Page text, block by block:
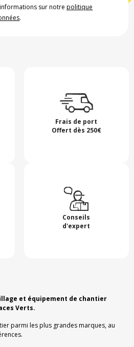
sur notrepolitique
.
Frais de port
Offert dès 250€
Conseils
d'expert
et équipement de chantier
Verts.
parmi les plus grandes marques, au